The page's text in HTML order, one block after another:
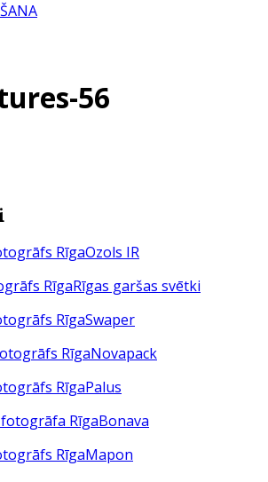
56
Ozols IR
Rīgas garšas svētki
Swaper
Novapack
Palus
Bonava
Mapon